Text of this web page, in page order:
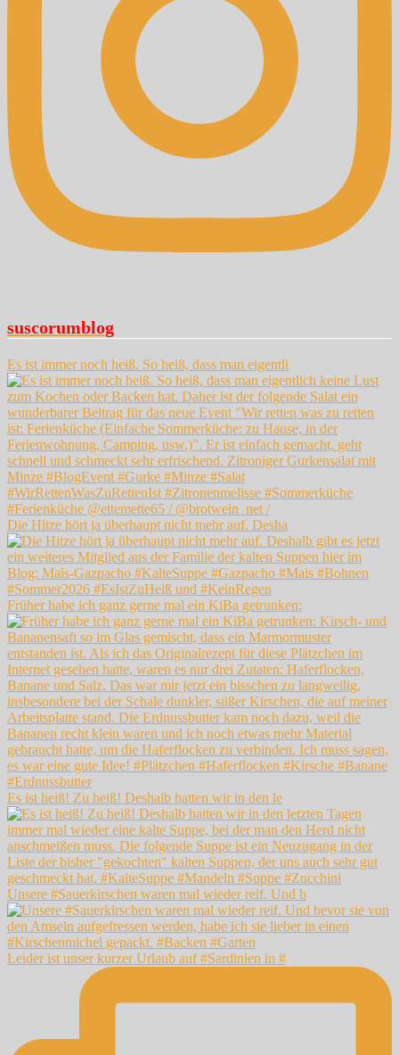
suscorumblog
Es ist immer noch heiß. So heiß, dass man eigentli
Die Hitze hört ja überhaupt nicht mehr auf. Desha
Früher habe ich ganz gerne mal ein KiBa getrunken:
Es ist heiß! Zu heiß! Deshalb hatten wir in den le
Unsere #Sauerkirschen waren mal wieder reif. Und b
Leider ist unser kurzer Urlaub auf #Sardinien in #